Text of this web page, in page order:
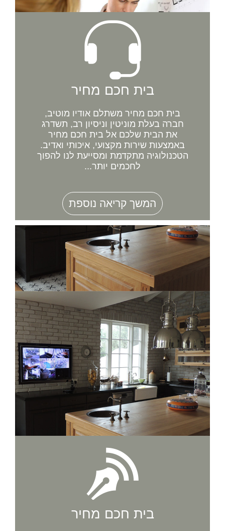
בית חכם מחיר
בית חכם מחיר משתלם אודיו מוטיב,
חברה בעלת מוניטין וניסיון רב, תשדרג
את הבית שלכם אל בית חכם מחיר
באמצעות שירות מקצועי, איכותי ואדיב.
הטכנולוגיה מתקדמת ומסייעת לנו להפוך
לחכמים יותר...
המשך קריאה נוספת
בית חכם מחיר